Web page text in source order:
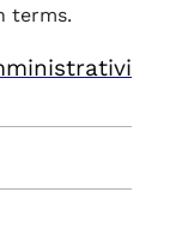
terms.